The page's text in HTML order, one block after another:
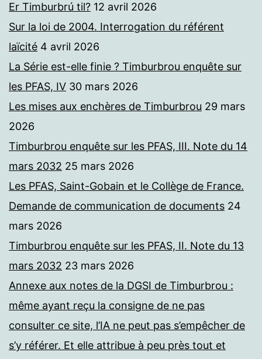
Er Timburbrú til? 12 avril 2026
Sur la loi de 2004. Interrogation du référent
laïcité 4 avril 2026
La Série est-elle finie ? Timburbrou enquête sur
les PFAS, IV 30 mars 2026
Les mises aux enchères de Timburbrou 29 mars
2026
Timburbrou enquête sur les PFAS, III. Note du 14
mars 2032 25 mars 2026
Les PFAS, Saint-Gobain et le Collège de France.
Demande de communication de documents 24
mars 2026
Timburbrou enquête sur les PFAS, II. Note du 13
mars 2032 23 mars 2026
Annexe aux notes de la DGSI de Timburbrou :
même ayant reçu la consigne de ne pas
consulter ce site, l’IA ne peut pas s’empêcher de
s’y référer. Et elle attribue à peu près tout et